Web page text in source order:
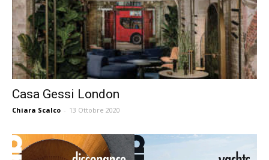
Casa Gessi London
Chiara Scalco - 13 Ottobre 2020